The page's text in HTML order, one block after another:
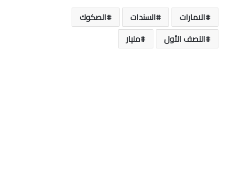
الامارات السندات
الصكوك
النصف الأول
مليار